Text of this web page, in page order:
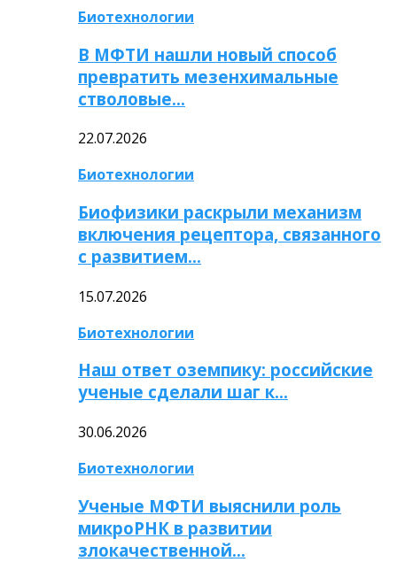
Биотехнологии
В МФТИ нашли новый способ
превратить мезенхимальные
стволовые…
22.07.2026
Биотехнологии
Биофизики раскрыли механизм
включения рецептора, связанного
с развитием…
15.07.2026
Биотехнологии
Наш ответ оземпику: российские
ученые сделали шаг к…
30.06.2026
Биотехнологии
Ученые МФТИ выяснили роль
микроРНК в развитии
злокачественной…